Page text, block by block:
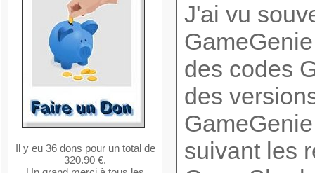
Il y eu 36 dons pour un total de
320.90 €.
J'ai vu
des codes
des
suivant les